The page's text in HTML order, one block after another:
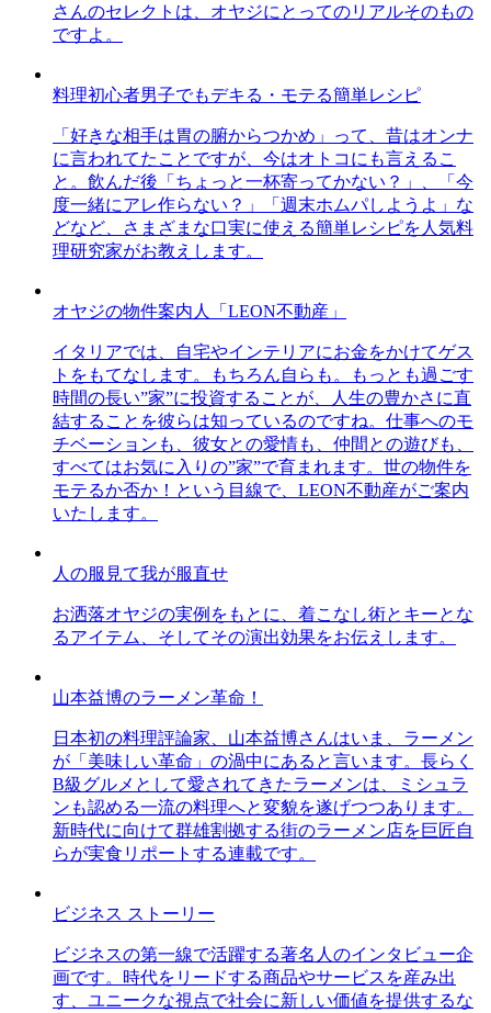
さんのセレクトは、オヤジにとってのリアルそのもの
ですよ。
料理初心者男子でもデキる・モテる簡単レシピ
「好きな相手は胃の腑からつかめ」って、昔はオンナ
に言われてたことですが、今はオトコにも言えるこ
と。飲んだ後「ちょっと一杯寄ってかない？」、「今
度一緒にアレ作らない？」「週末ホムパしようよ」な
どなど、さまざまな口実に使える簡単レシピを人気料
理研究家がお教えします。
オヤジの物件案内人「LEON不動産」
イタリアでは、自宅やインテリアにお金をかけてゲス
トをもてなします。もちろん自らも。もっとも過ごす
時間の長い”家”に投資することが、人生の豊かさに直
結することを彼らは知っているのですね。仕事へのモ
チベーションも、彼女との愛情も、仲間との遊びも、
すべてはお気に入りの”家”で育まれます。世の物件を
モテるか否か！という目線で、LEON不動産がご案内
いたします。
人の服見て我が服直せ
お洒落オヤジの実例をもとに、着こなし術とキーとな
るアイテム、そしてその演出効果をお伝えします。
山本益博のラーメン革命！
日本初の料理評論家、山本益博さんはいま、ラーメン
が「美味しい革命」の渦中にあると言います。長らく
B級グルメとして愛されてきたラーメンは、ミシュラ
ンも認める一流の料理へと変貌を遂げつつあります。
新時代に向けて群雄割拠する街のラーメン店を巨匠自
らが実食リポートする連載です。
ビジネス ストーリー
ビジネスの第一線で活躍する著名人のインタビュー企
画です。時代をリードする商品やサービスを産み出
す、ユニークな視点で社会に新しい価値を提供するな